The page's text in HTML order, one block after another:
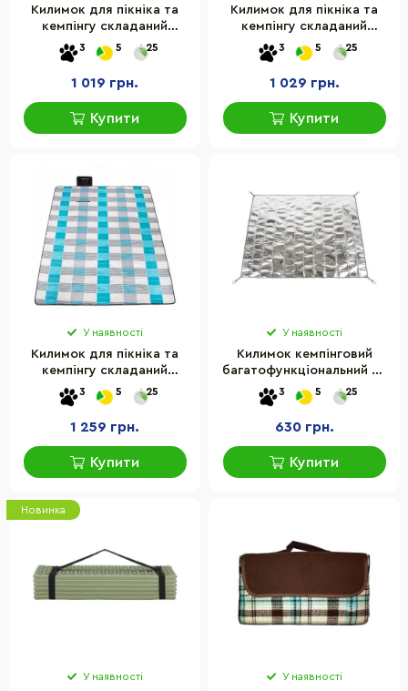
Килимок для пікніка та
кемпінгу складаний
Springos PM016, 200 x 200
см
3 5 25
1 019 грн.
Купити
Килимок для пікніка та
кемпінгу складаний
Springos PM019, 200 x 200
см
3 5 25
1 029 грн.
Купити
У наявності
Килимок для пікніка та
кемпінгу складаний
Springos PM022, 300 x 200
см
3 5 25
1 259 грн.
Купити
У наявності
Килимок кемпінговий
багатофункціональний PE
NH20FCD03 Naturehike
6927595746776,
алюмінієва плівка, Розмір
3 5 25
630 грн.
Купити
Новинка
У наявності У наявності